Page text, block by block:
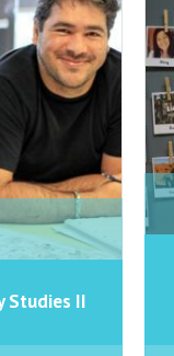
Studies II